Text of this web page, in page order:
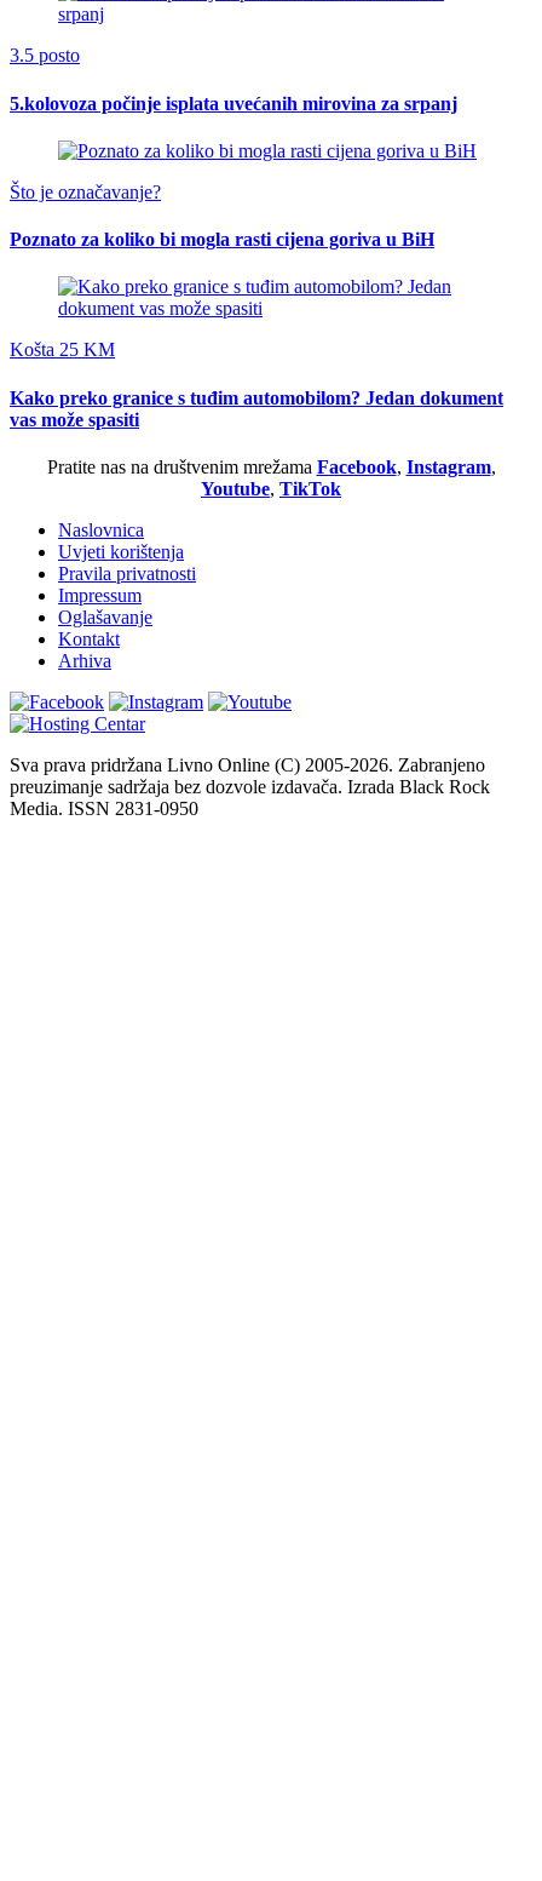
3.5 posto
5.kolovoza počinje isplata uvećanih mirovina za srpanj
Što je označavanje?
Poznato za koliko bi mogla rasti cijena goriva u BiH
Košta 25 KM
Kako preko granice s tuđim automobilom? Jedan dokument
vas može spasiti
Pratite nas na društvenim mrežama Facebook, Instagram,
Youtube, TikTok
Naslovnica
Uvjeti korištenja
Pravila privatnosti
Impressum
Oglašavanje
Kontakt
Arhiva
Sva prava pridržana Livno Online (C) 2005-2026. Zabranjeno
preuzimanje sadržaja bez dozvole izdavača. Izrada Black Rock
Media. ISSN 2831-0950